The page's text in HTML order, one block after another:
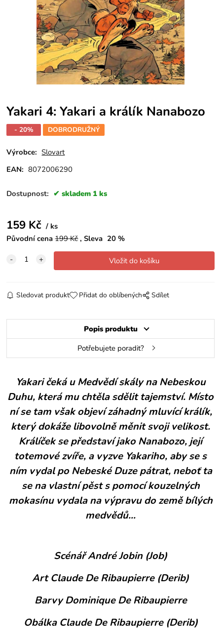
Yakari 4: Yakari a králík Nanabozo
- 20% DOBRODRUŽNÝ
Výrobce: Slovart
EAN: 8072006290
Dostupnost: skladem 1 ks
159 Kč
ks
Původní cena 199Kč Sleva 20 %
Sledovat produkt Přidat do oblíbených Sdílet
Popis produktu
Potřebujete poradit?
Yakari čeká u Medvědí skály na Nebeskou
Duhu, která mu chtěla sdělit tajemství. Místo
ní se tam však objeví záhadný mluvící králík,
který dokáže libovolně měnit svoji velikost.
Králíček se představí jako Nanabozo, její
totemové zvíře, a vyzve Yakariho, aby se s
ním vydal po Nebeské Duze pátrat, neboť ta
se na vlastní pěst s pomocí kouzelných
mokasínu vydala na výpravu do země bílých
medvědů…
Scénář André Jobin (Job)
Art Claude De Ribaupierre (Derib)
Barvy Dominique De Ribaupierre
Obálka Claude De Ribaupierre (Derib)